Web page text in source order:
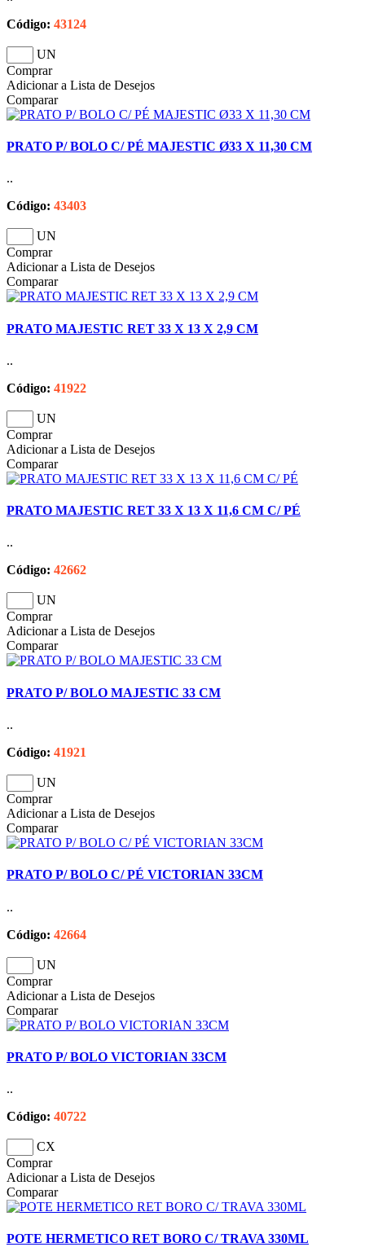
Código: 43124
UN
Comprar
Adicionar a Lista de Desejos
Comparar
PRATO P/ BOLO C/ PÉ MAJESTIC Ø33 X 11,30 CM
..
Código: 43403
UN
Comprar
Adicionar a Lista de Desejos
Comparar
PRATO MAJESTIC RET 33 X 13 X 2,9 CM
..
Código: 41922
UN
Comprar
Adicionar a Lista de Desejos
Comparar
PRATO MAJESTIC RET 33 X 13 X 11,6 CM C/ PÉ
..
Código: 42662
UN
Comprar
Adicionar a Lista de Desejos
Comparar
PRATO P/ BOLO MAJESTIC 33 CM
..
Código: 41921
UN
Comprar
Adicionar a Lista de Desejos
Comparar
PRATO P/ BOLO C/ PÉ VICTORIAN 33CM
..
Código: 42664
UN
Comprar
Adicionar a Lista de Desejos
Comparar
PRATO P/ BOLO VICTORIAN 33CM
..
Código: 40722
CX
Comprar
Adicionar a Lista de Desejos
Comparar
POTE HERMETICO RET BORO C/ TRAVA 330ML